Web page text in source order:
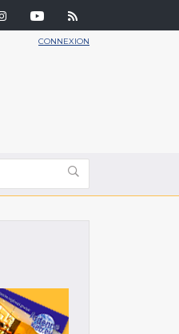
CONNEXION